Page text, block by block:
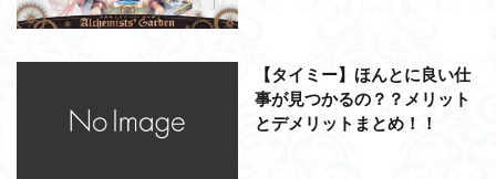
【タイミー】ほんとに良い仕
事が見つかるの？？メリット
とデメリットまとめ！！